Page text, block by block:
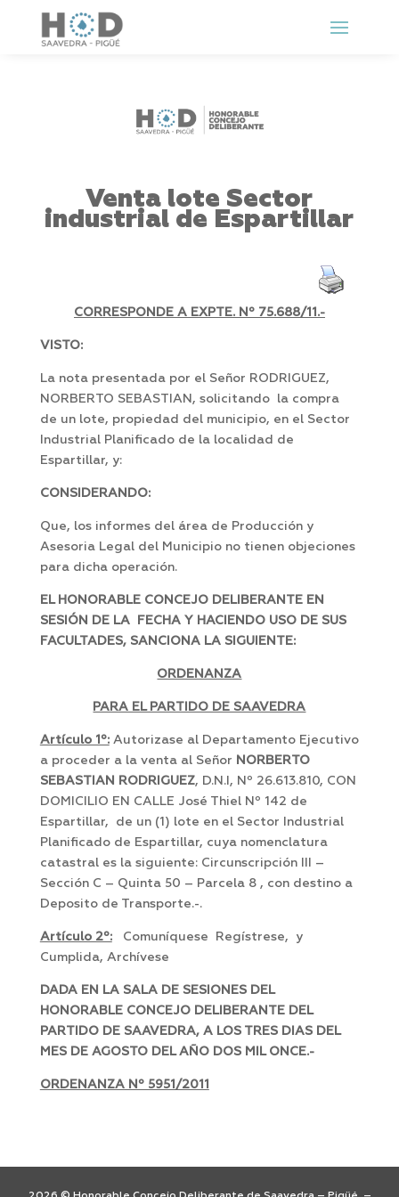
Venta lote Sector
industrial de Espartillar
CORRESPONDE A EXPTE. Nº 75.688/11.-
VISTO:
La nota presentada por el Señor RODRIGUEZ,
NORBERTO SEBASTIAN, solicitando la compra
de un lote, propiedad del municipio, en el Sector
Industrial Planificado de la localidad de
Espartillar, y:
CONSIDERANDO:
Que, los informes del área de Producción y
Asesoria Legal del Municipio no tienen objeciones
para dicha operación.
EL HONORABLE CONCEJO DELIBERANTE EN
SESIÓN DE LA FECHA Y HACIENDO USO DE SUS
FACULTADES, SANCIONA LA SIGUIENTE:
ORDENANZA
PARA EL PARTIDO DE SAAVEDRA
Artículo 1º:Autorizase al Departamento Ejecutivo
a proceder a la venta al Señor NORBERTO
SEBASTIAN RODRIGUEZ, D.N.I, Nº 26.613.810, CON
DOMICILIO EN CALLE José Thiel Nº 142 de
Espartillar, de un (1) lote en el Sector Industrial
Planificado de Espartillar, cuya nomenclatura
catastral es la siguiente: Circunscripción III –
Sección C – Quinta 50 – Parcela 8 , con destino a
Deposito de Transporte.-.
Artículo 2º:Comuníquese Regístrese, y
Cumplida, Archívese
DADA EN LA SALA DE SESIONES DEL
HONORABLE CONCEJO DELIBERANTE DEL
PARTIDO DE SAAVEDRA, A LOS TRES DIAS DEL
MES DE AGOSTO DEL AÑO DOS MIL ONCE.-
ORDENANZA Nº 5951/2011